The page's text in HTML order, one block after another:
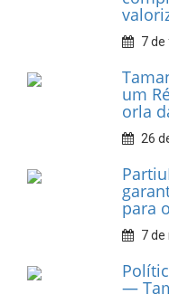
Car
10
Dia
9 de
9 de